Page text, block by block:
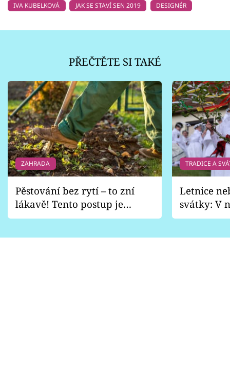
IVA KUBELKOVÁ
JAK SE STAVÍ SEN 2019 DESIGNÉR
PŘEČTĚTE SI TAKÉ
ZAHRADA
Pěstování bez rytí – to zní
lákavě! Tento postup je
vhodný jen pro některé
TRADICE A
Letnice
svátky: V
pondělí